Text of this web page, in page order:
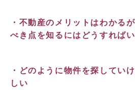
・不動産のメリットはわかる
べき点を知るにはどうすれば
・どのように物件を探してい
しい